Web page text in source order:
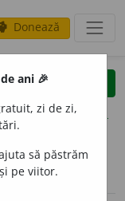
Donează
clear
opțiuni
ani 🎉
zi de zi,
să păstrăm
pe viitor.